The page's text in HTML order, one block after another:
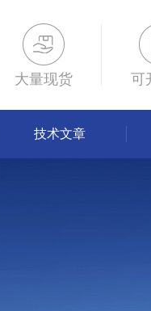
大量现货 可
技术文章